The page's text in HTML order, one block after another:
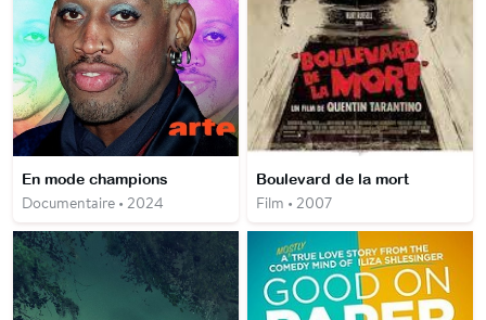
En mode champions
Documentaire • 2024
Boulevard de la mort
Film • 2007